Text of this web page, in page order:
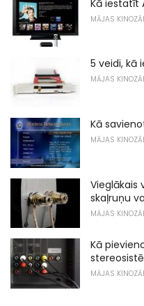
Kā iestatīt
MĀJAS
5 veidi, kā
MĀJAS
Kā
MĀJAS
Vieglākais
skaļruņu
MĀJAS
Kā
MĀJAS